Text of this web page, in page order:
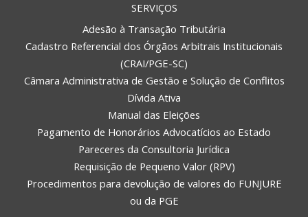
SERVIÇOS
Adesão à Transação Tributária
Cadastro Referencial dos Órgãos Arbitrais Institucionais
(CRAI/PGE-SC)
Câmara Administrativa de Gestão e Solução de Conflitos
Dívida Ativa
Manual das Eleições
Pagamento de Honorários Advocatícios ao Estado
Pareceres da Consultoria Jurídica
Requisição de Pequeno Valor (RPV)
Procedimentos para devolução de valores do FUNJURE
ou da PGE